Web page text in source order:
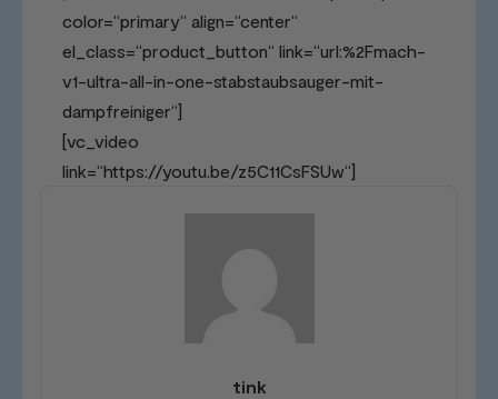
color=“primary“ align=“center“
el_class=“product_button“ link=“url:%2Fmach-
v1-ultra-all-in-one-stabstaubsauger-mit-
dampfreiniger“]
[vc_video
link=“https://youtu.be/z5C11CsFSUw“]
tink